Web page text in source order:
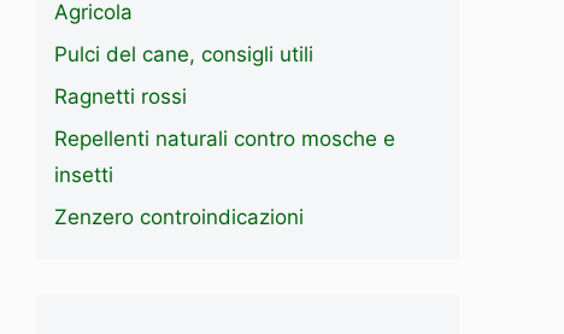
Agricola
Pulci del cane, consigli utili
Ragnetti rossi
Repellenti naturali contro mosche e
insetti
Zenzero controindicazioni